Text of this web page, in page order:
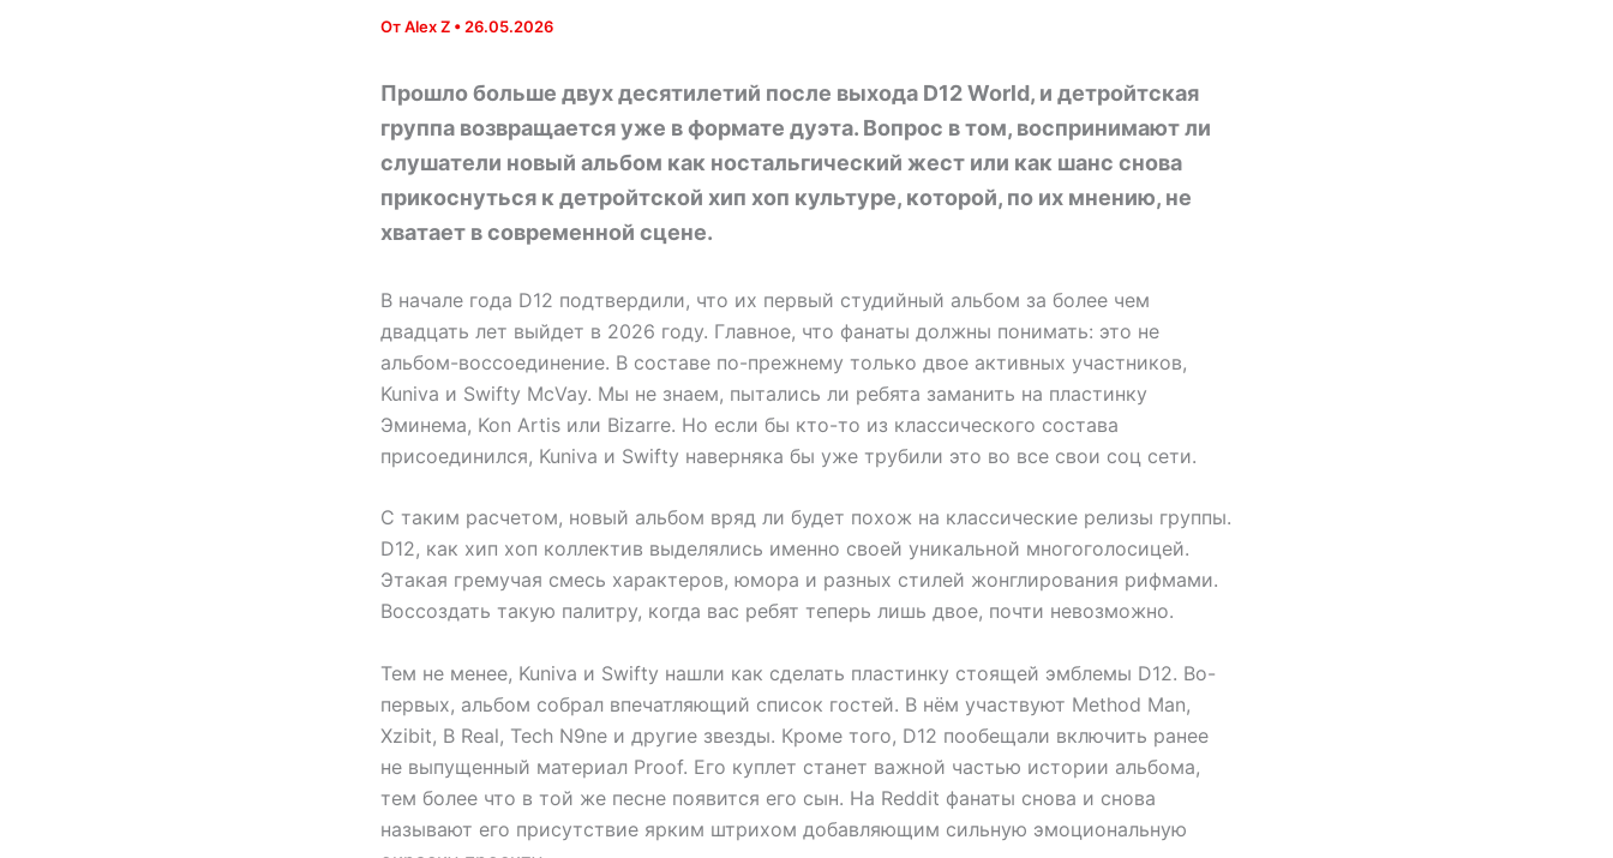
ОтAlex Z • 26.05.2026
Прошло больше двух десятилетий после выхода D12 World, и детройтская
группа возвращается уже в формате дуэта. Вопрос в том, воспринимают ли
слушатели новый альбом как ностальгический жест или как шанс снова
прикоснуться к детройтской хип хоп культуре, которой, по их мнению, не
хватает в современной сцене.
В начале года D12 подтвердили, что их первый студийный альбом за более чем
двадцать лет выйдет в 2026 году. Главное, что фанаты должны понимать: это не
альбом-воссоединение. В составе по-прежнему только двое активных участников,
Kuniva и Swifty McVay. Мы не знаем, пытались ли ребята заманить на пластинку
Эминема, Kon Artis или Bizarre. Но если бы кто-то из классического состава
присоединился, Kuniva и Swifty наверняка бы уже трубили это во все свои соц сети.
С таким расчетом, новый альбом вряд ли будет похож на классические релизы группы.
D12, как хип хоп коллектив выделялись именно своей уникальной многоголосицей.
Этакая гремучая смесь характеров, юмора и разных стилей жонглирования рифмами.
Воссоздать такую палитру, когда вас ребят теперь лишь двое, почти невозможно.
Тем не менее, Kuniva и Swifty нашли как сделать пластинку стоящей эмблемы D12. Во-
первых, альбом собрал впечатляющий список гостей. В нём участвуют Method Man,
Xzibit, B Real, Tech N9ne и другие звезды. Кроме того, D12 пообещали включить ранее
не выпущенный материал Proof. Его куплет станет важной частью истории альбома,
тем более что в той же песне появится его сын. На Reddit фанаты снова и снова
называют его присутствие ярким штрихом добавляющим сильную эмоциональную